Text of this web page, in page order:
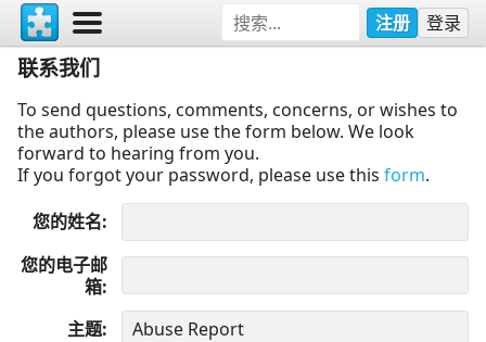
注册 登录
联系我们
To send questions, comments, concerns, or wishes to
the authors, please use the form below. We look
forward to hearing from you.
If you forgot your password, please use this form.
您的姓名
您的电子邮
箱
主题